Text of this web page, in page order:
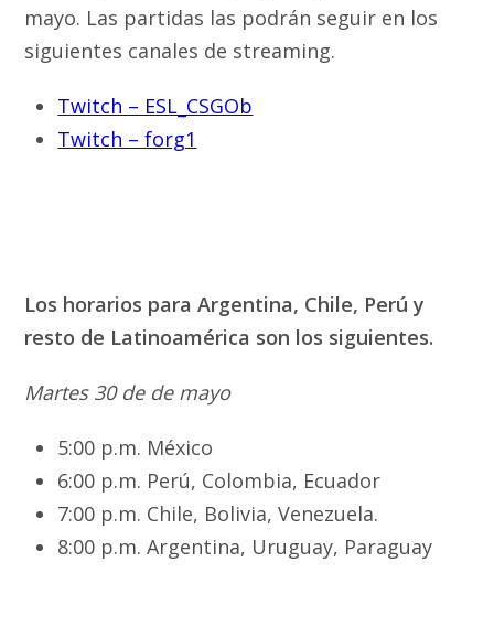
mayo. Las partidas las podrán seguir en los
siguientes canales de streaming.
Twitch – ESL_CSGOb
Twitch – forg1
Los horarios para Argentina, Chile, Perú y
resto de Latinoamérica son los siguientes.
Martes 30 de de mayo
5:00 p.m. México
6:00 p.m. Perú, Colombia, Ecuador
7:00 p.m. Chile, Bolivia, Venezuela.
8:00 p.m. Argentina, Uruguay, Paraguay